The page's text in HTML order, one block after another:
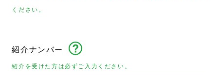
ください。
紹介ナンバー
紹介を受けた方は必ずご入力ください。